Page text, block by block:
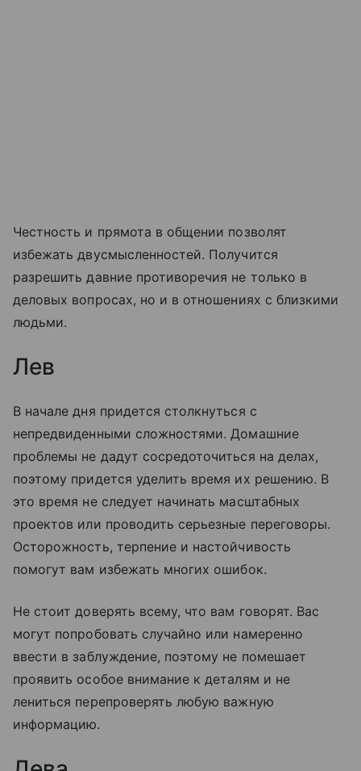
Честность и прямота в общении позволят
избежать двусмысленностей. Получится
разрешить давние противоречия не только в
деловых вопросах, но и в отношениях с близкими
людьми.
Лев
В начале дня придется столкнуться с
непредвиденными сложностями. Домашние
проблемы не дадут сосредоточиться на делах,
поэтому придется уделить время их решению. В
это время не следует начинать масштабных
проектов или проводить серьезные переговоры.
Осторожность, терпение и настойчивость
помогут вам избежать многих ошибок.
Не стоит доверять всему, что вам говорят. Вас
могут попробовать случайно или намеренно
ввести в заблуждение, поэтому не помешает
проявить особое внимание к деталям и не
лениться перепроверять любую важную
информацию.